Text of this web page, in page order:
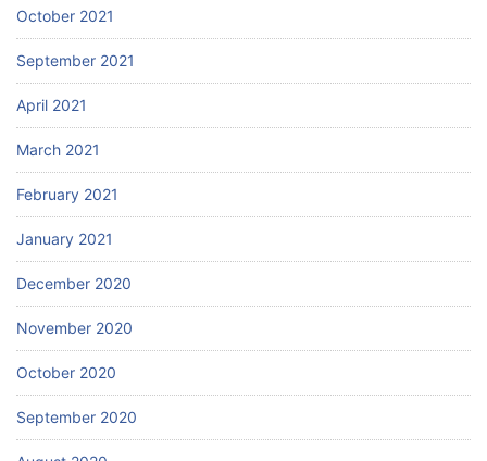
October 2021
September 2021
April 2021
March 2021
February 2021
January 2021
December 2020
November 2020
October 2020
September 2020